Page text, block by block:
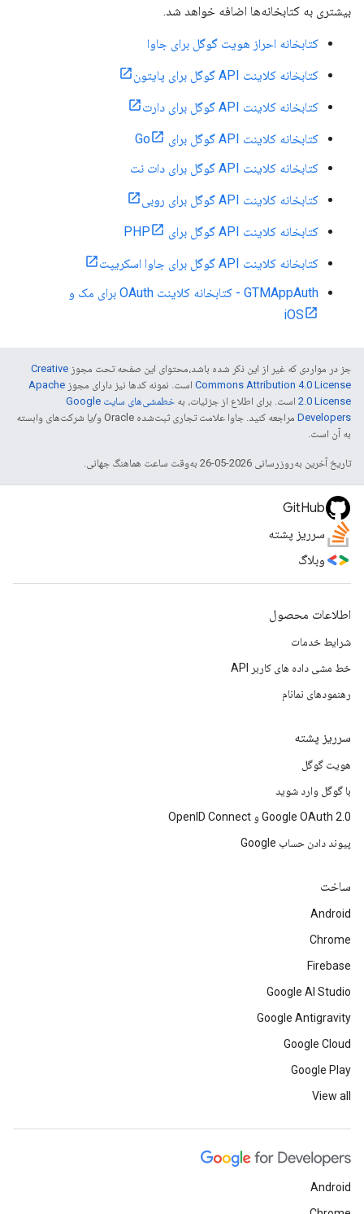
بیشتری به کتابخانه‌ها اضافه خواهد شد.
کتابخانه احراز هویت گوگل برای جاوا
کتابخانه کلاینت API گوگل برای پایتون
کتابخانه کلاینت API گوگل برای دارت
کتابخانه کلاینت API گوگل برای Go
کتابخانه کلاینت API گوگل برای دات نت
کتابخانه کلاینت API گوگل برای روبی
کتابخانه کلاینت API گوگل برای PHP
کتابخانه کلاینت API گوگل برای جاوا اسکریپت
GTMAppAuth - کتابخانه کلاینت OAuth برای مک و
iOS
جز در مواردی که غیر از این ذکر شده باشد،‌محتوای این صفحه تحت مجوز Creative
Commons Attribution 4.0 License است. نمونه کدها نیز دارای مجوز Apache
2.0 License است. برای اطلاع از جزئیات، به
خطمشی‌های سایت Google
Developers‏
مراجعه کنید. جاوا علامت تجاری ثبت‌شده Oracle و/یا شرکت‌های وابسته
به آن است.
تاریخ آخرین به‌روزرسانی 2026-05-26 به‌وقت ساعت هماهنگ جهانی.
GitHub
سرریز پشته
وبلاگ
اطلاعات محصول
شرایط خدمات
خط مشی داده های کاربر API
رهنمودهای نمانام
سرریز پشته
هویت گوگل
با گوگل وارد شوید
Google OAuth 2.0 و OpenID Connect
پیوند دادن حساب Google
ساخت
Android
Chrome
Firebase
Google AI Studio
Google Antigravity
Google Cloud
Google Play
View all
Android